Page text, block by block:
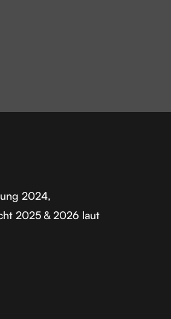
2024,
2025 & 2026 laut